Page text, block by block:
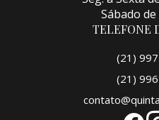
Sábado
TELEFONE
(21)
(21)